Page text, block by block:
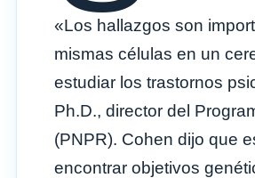
«Los hallazgos son
mismas células en un
estudiar los trastornos
Ph.D., director del
(PNPR). Cohen dijo que
encontrar objetivos